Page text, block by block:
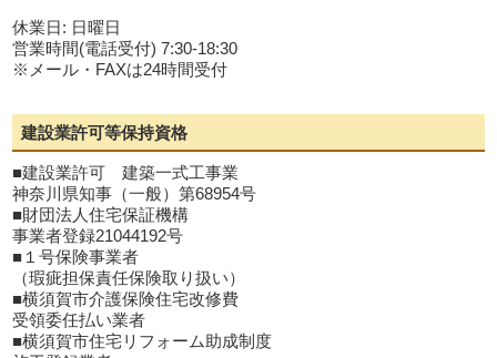
休業日: 日曜日
営業時間(電話受付) 7:30-18:30
※メール・FAXは24時間受付
建設業許可等保持資格
■建設業許可 建築一式工事業
神奈川県知事（一般）第68954号
■財団法人住宅保証機構
事業者登録21044192号
■１号保険事業者
（瑕疵担保責任保険取り扱い）
■横須賀市介護保険住宅改修費
受領委任払い業者
■横須賀市住宅リフォーム助成制度